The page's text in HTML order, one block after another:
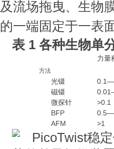
及流场拖曳、生物
的一端固定于一表
表 1 各种生物单
方法
力量
光镊
磁镊
微探针
>0.1
BFP
AFM
>1